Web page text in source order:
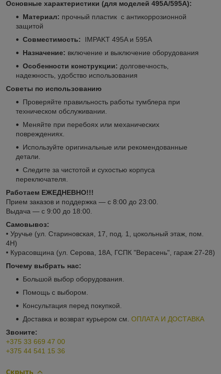
Основные характеристики (для моделей 495A/595A):
Материал: прочный пластик с антикоррозионной
защитой
Совместимость: IMPAKT 495A и 595A
Назначение: включение и выключение оборудования
Особенности конструкции: долговечность,
надежность, удобство использования
Советы по использованию
Проверяйте правильность работы тумблера при
техническом обслуживании.
Меняйте при перебоях или механических
повреждениях.
Используйте оригинальные или рекомендованные
детали.
Следите за чистотой и сухостью корпуса
переключателя.
Работаем ЕЖЕДНЕВНО!!!
Прием заказов и поддержка — с 8:00 до 23:00.
Выдача — с 9:00 до 18:00.
Самовывоз:
• Уручье (ул. Стариновская, 17, под. 1, цокольный этаж, пом.
4Н)
• Курасовщина (ул. Серова, 18А, ГСПК "Верасень", гараж 27-28)
Почему выбрать нас:
Большой выбор оборудования.
Помощь с выбором.
Консультация перед покупкой.
Доставка и возврат курьером см. ОПЛАТА И ДОСТАВКА
Звоните:
+375 33 669 47 00
+375 44 541 15 36
Скрыть